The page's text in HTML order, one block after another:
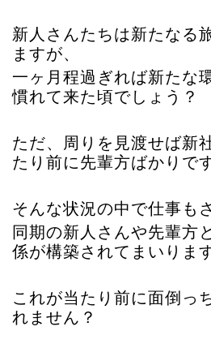
新人さんたちは新たなる
ますが、
一ヶ月程過ぎれば新たな
慣れて来た頃でしょう？
ただ、周りを見渡せば新
たり前に先輩方ばかりです
そんな状況の中で仕事も
同期の新人さんや先輩方
係が構築されてまいります
これが当たり前に面倒っ
れません？